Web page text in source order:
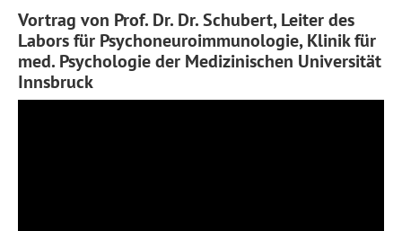
Vortrag von Prof. Dr. Dr. Schubert, Leiter des
Labors für Psychoneuroimmunologie, Klinik für
med. Psychologie der Medizinischen Universität
Innsbruck